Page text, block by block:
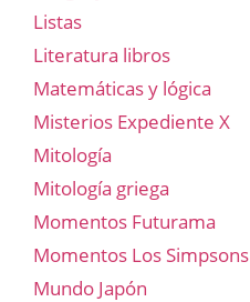
Listas
Literatura libros
Matemáticas y lógica
Misterios Expediente X
Mitología
Mitología griega
Momentos Futurama
Momentos Los Simpsons
Mundo Japón